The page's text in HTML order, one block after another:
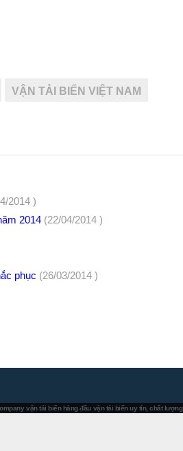
VẬN TẢI BIỂN VIỆT NAM
2014 )
2014 (22/04/2014 )
phục (26/03/2014 )
vận tải biển hàng đầu vận tải biển uy tín, chất lượng